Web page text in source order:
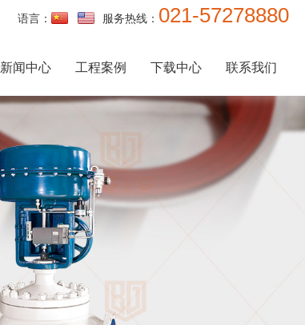
服务热线： 021-57278880
语言：
新闻中心 工程案例 下载中心 联系我们